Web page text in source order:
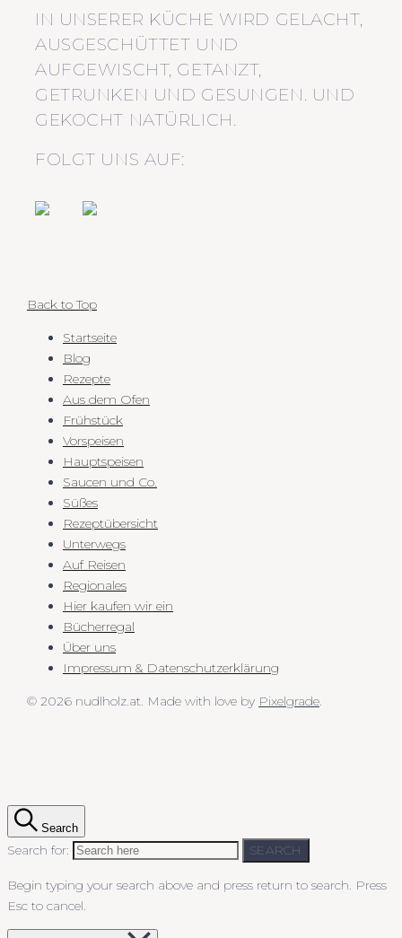
IN UNSERER KÜCHE WIRD GELACHT,
AUSGESCHÜTTET UND
AUFGEWISCHT, GETANZT,
GETRUNKEN UND GESUNGEN. UND
GEKOCHT NATÜRLICH.
FOLGT UNS AUF:
Back to Top
Startseite
Blog
Rezepte
Aus dem Ofen
Frühstück
Vorspeisen
Hauptspeisen
Saucen und Co.
Süßes
Rezeptübersicht
Unterwegs
Auf Reisen
Regionales
Hier kaufen wir ein
Bücherregal
Über uns
Impressum & Datenschutzerklärung
© 2026 nudlholz.at. Made with love by Pixelgrade
Search
Search for: SEARCH
Begin typing your search above and press return to search. Press
Esc to cancel.